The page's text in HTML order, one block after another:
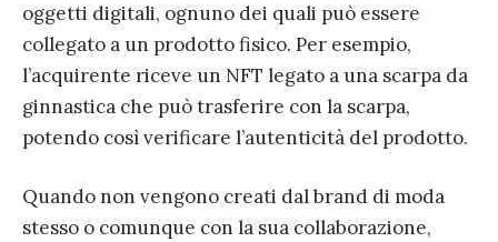
oggetti digitali, ognuno dei quali può essere
collegato a un prodotto fisico. Per esempio,
l’acquirente riceve un NFT legato a una scarpa da
ginnastica che può trasferire con la scarpa,
potendo così verificare l’autenticità del prodotto.
Quando non vengono creati dal brand di moda
stesso o comunque con la sua collaborazione,